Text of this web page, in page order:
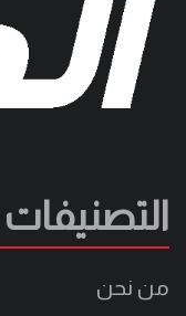
التصنيفات
من نحن